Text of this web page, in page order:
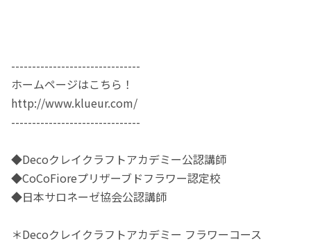
-------------------------------
ホームページはこちら！
http://www.klueur.com/
-------------------------------
◆Decoクレイクラフトアカデミー公認講師
◆CoCoFioreプリザーブドフラワー認定校
◆日本サロネーゼ協会公認講師
＊Decoクレイクラフトアカデミー フラワーコース